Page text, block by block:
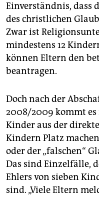
Einverständnis, dass
des christlichen
Zwar ist
mindestens 12
können Eltern den
beantragen.
Doch nach der
2008/2009 kommt es
Kinder aus der
Kindern Platz
oder der „falschen“
Das sind Einzelfälle,
Ehlers von sieben
sind. „Viele Eltern